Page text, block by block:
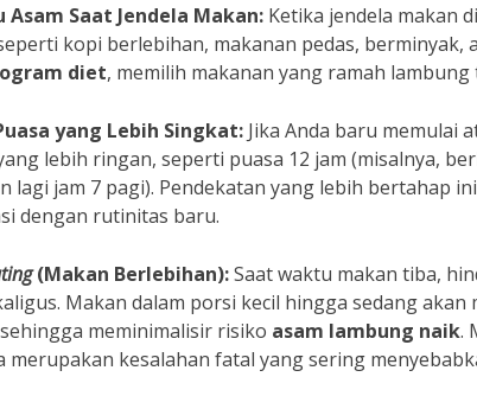
Asam Saat Jendela Makan: Ketika jendela makan
kopi berlebihan, makanan pedas, berminyak,
diet, memilih makanan yang ramah
yang Lebih Singkat: Jika Anda baru memulai
lebih ringan, seperti puasa 12 jam (misalnya,
lagi jam 7 pagi). Pendekatan yang lebih bertahap
dengan rutinitas baru.
(Makan Berlebihan):Saat waktu makan tiba,
Makan dalam porsi kecil hingga sedang
meminimalisir risiko asam lambung naik.
merupakan kesalahan fatal yang sering